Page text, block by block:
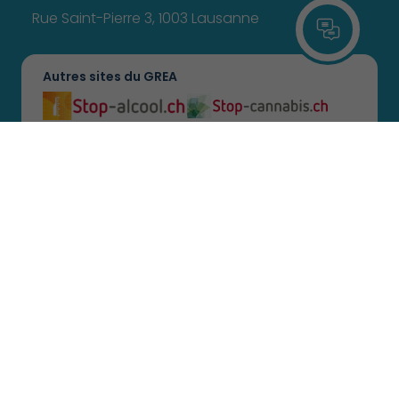
Rue Saint-Pierre 3, 1003 Lausanne
Autres sites du GREA